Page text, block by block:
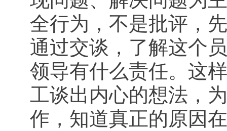
全行为，不是批评，
通过交谈，了解这个
领导有什么责任。这
工谈出内心的想法，
作，知道真正的原因